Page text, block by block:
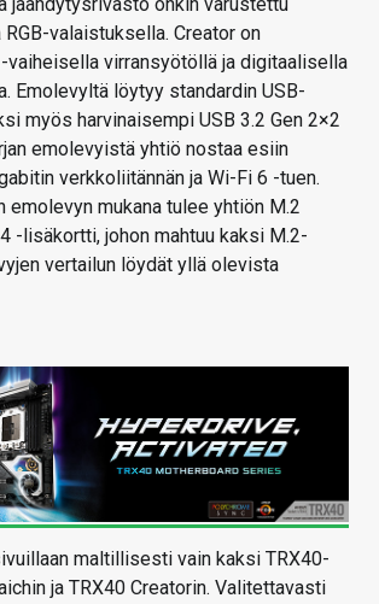
jäähdytysrivasto onkin varustettu
valaistuksella. Creator on
vaiheisella virransyötöllä ja digitaalisella
Emolevyltä löytyy standardin USB-
myös harvinaisempi USB 3.2 Gen 2×2
emolevyistä yhtiö nostaa esiin
verkkoliitännän ja Wi-Fi 6 -tuen.
emolevyn mukana tulee yhtiön M.2
-lisäkortti, johon mahtuu kaksi M.2-
vertailun löydät yllä olevista
maltillisesti vain kaksi TRX40-
ja TRX40 Creatorin. Valitettavasti